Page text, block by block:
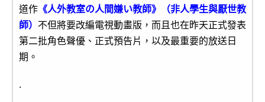
道作 《人外教室の人間嫌い教師》（非人學生與厭世教
師） 不但將要改編電視動畫版，而且也在昨天正式發表
第二批角色聲優、正式預告片，以及最重要的放送日
期。
.